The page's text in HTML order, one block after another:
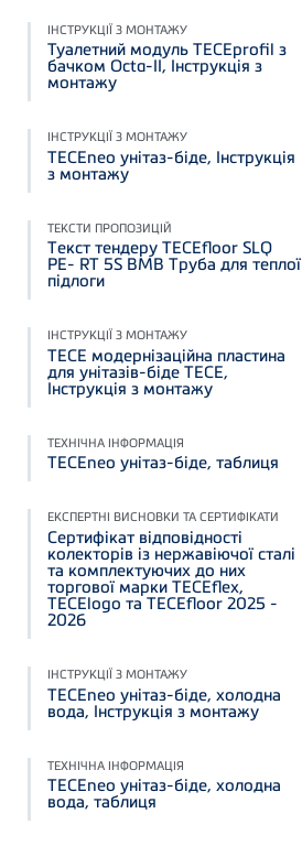
ІНСТРУКЦІЇ З МОНТАЖУ
Туалетний модуль TECEprofil з
бачком Octa-II, Інструкція з
монтажу
ІНСТРУКЦІЇ З МОНТАЖУ
TECEneo унітаз-біде, Інструкція
з монтажу
ТЕКСТИ ПРОПОЗИЦІЙ
Текст тендеру TECEfloor SLQ
PE- RT 5S BMB Труба для теплої
підлоги
ІНСТРУКЦІЇ З МОНТАЖУ
TECE модернізаційна пластина
для унітазів-біде TECE,
Інструкція з монтажу
ТЕХНІЧНА ІНФОРМАЦІЯ
TECEneo унітаз-біде, таблиця
ЕКСПЕРТНІ ВИСНОВКИ ТА СЕРТИФІКАТИ
Сертифікат відповідності
колекторів із нержавіючої сталі
та комплектуючих до них
торгової марки TECEflex,
TECElogo та TECEfloor 2025 -
2026
ІНСТРУКЦІЇ З МОНТАЖУ
TECEneo унітаз-біде, холодна
вода, Інструкція з монтажу
ТЕХНІЧНА ІНФОРМАЦІЯ
TECEneo унітаз-біде, холодна
вода, таблиця